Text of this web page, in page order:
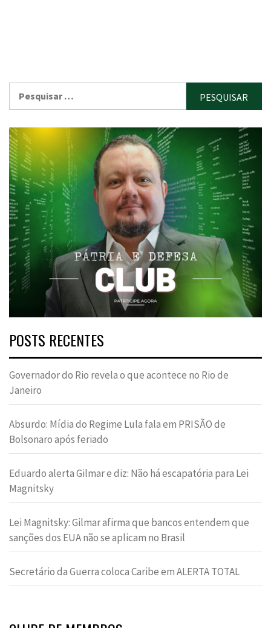
por:
POSTS RECENTES
Governador do Rio revela o que acontece no Rio de
Janeiro
Absurdo: Mídia do Regime Lula fala em PRISÃO de
Bolsonaro após feriado
Eduardo alerta Gilmar e diz: Não há escapatória para Lei
Magnitsky
Lei Magnitsky: Gilmar afirma que bancos entendem que
sanções dos EUA não se aplicam no Brasil
Secretário da Guerra coloca Caribe em ALERTA TOTAL